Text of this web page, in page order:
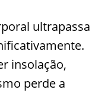
ultrapassa
insolação,
perde a